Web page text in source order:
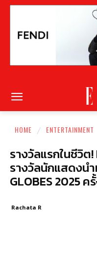
HOME ENTERTAINMENT
รางวัลแรกในชีวิต!
รางวัลนักแสดงน
GLOBES 2025 ค
Rachata R